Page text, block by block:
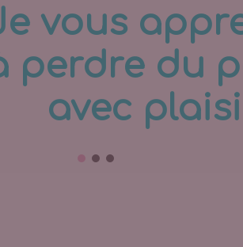
vous
perdre du
avec